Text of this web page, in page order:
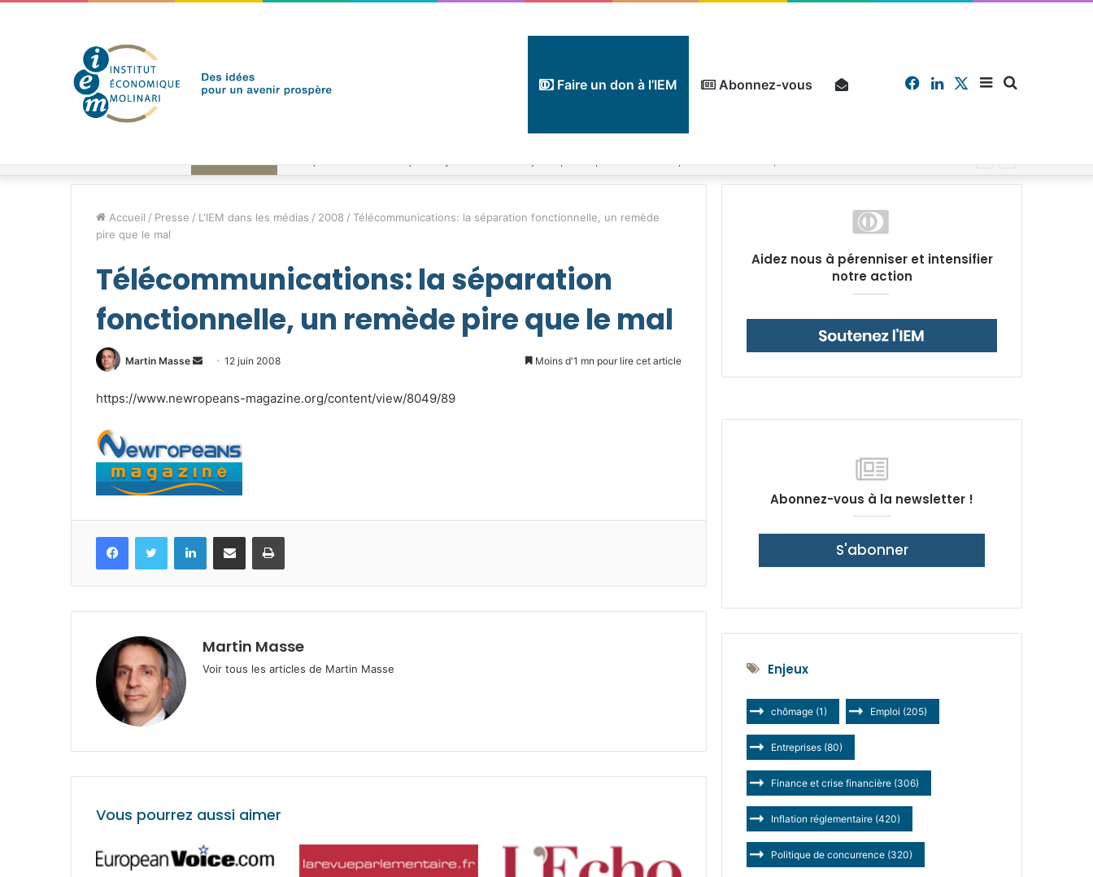
Faire un don à l’IEM Abonnez-vous Sidebar
X
Linkedin
Facebook
Accueil / Presse / L'IEM dans les médias / 2008 / Télécommunications: la séparation fonctionnelle, un remède
pire que le mal
Télécommunications: la séparation
fonctionnelle, un remède pire que le mal
Martin Masse
Envoyer
courriel
12 juin 2008 Moins d'1 mn pour lire cet article
https://www.newropeans-magazine.org/content/view/8049/89
FacebookTwitter LinkedinPartagez par mail Imprimez
Martin Masse
Voir tous les articles de Martin Masse
Vous pourrez aussi aimer
Aidez nous à pérenniser et intensifier
notre action
Abonnez-vous à la newsletter !
S'abonner
Enjeux
chômage (1) Emploi (205)
Entreprises (80)
Finance et crise financière (306)
Inflation réglementaire (420)
Politique de concurrence (320)